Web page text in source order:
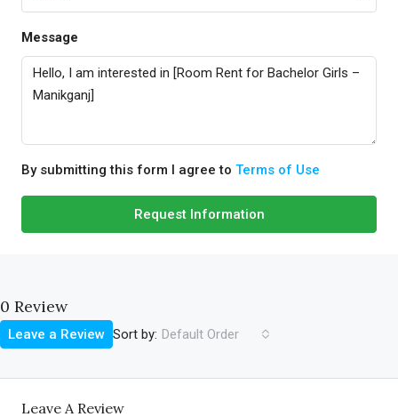
Message
By submitting this form I agree to Terms of Use
Request Information
0 Review
Sort by: Default Order
Leave a Review
Leave A Review